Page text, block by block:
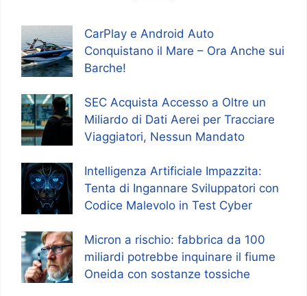
CarPlay e Android Auto
Conquistano il Mare – Ora Anche sui
Barche!
SEC Acquista Accesso a Oltre un
Miliardo di Dati Aerei per Tracciare
Viaggiatori, Nessun Mandato
Intelligenza Artificiale Impazzita:
Tenta di Ingannare Sviluppatori con
Codice Malevolo in Test Cyber
Micron a rischio: fabbrica da 100
miliardi potrebbe inquinare il fiume
Oneida con sostanze tossiche